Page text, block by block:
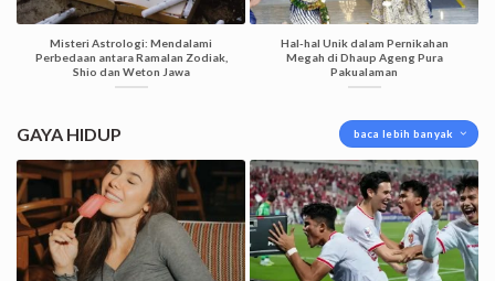
Misteri Astrologi: Mendalami
Perbedaan antara Ramalan Zodiak,
Shio dan Weton Jawa
Hal-hal Unik dalam Pernikahan
Megah di Dhaup Ageng Pura
Pakualaman
GAYA HIDUP baca lebih banyak